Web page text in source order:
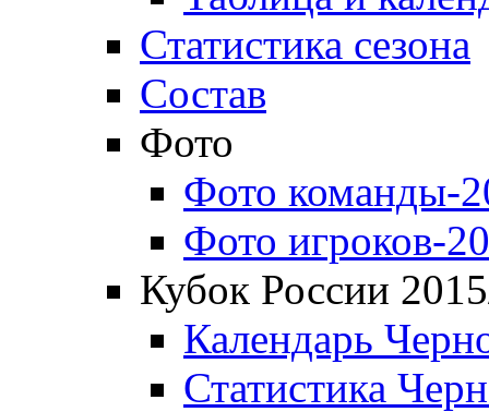
Статистика сезона
Состав
Фото
Фото команды-
Фото игроков-
Кубок России
Календарь
Статистика